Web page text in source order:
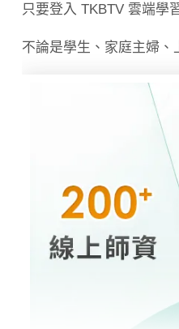
只要登入 TKBTV 雲端學
不論是學生、家庭主婦、